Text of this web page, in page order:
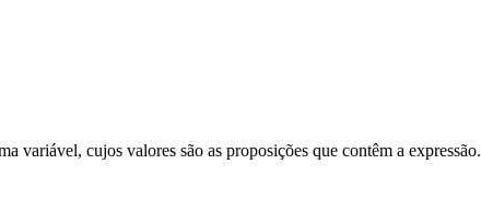
variável, cujos valores são as proposições que contêm a expressão.